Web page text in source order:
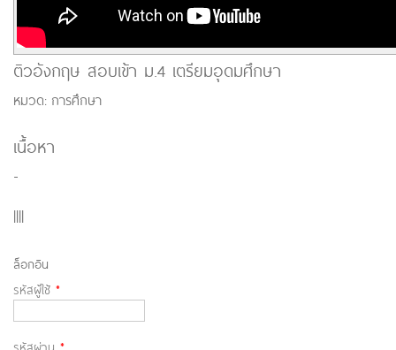
ติวอังกฤษ สอบเข้า ม.4 เตรียมอุดมศึกษา
หมวด: การศึกษา
เนื้อหา
-
||||
ล็อกอิน
รหัสผู้ใช้ *